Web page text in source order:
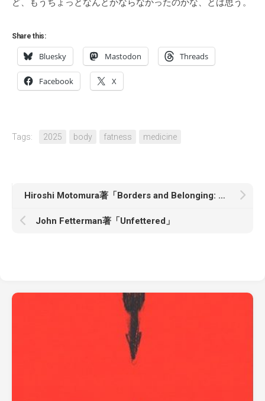
ど、もうちょっとなんとかならなかったのかな、とは思う。
Share this:
Bluesky Mastodon Threads
Facebook X
Tags: 2025 body fatness medicine
Hiroshi Motomura著「Borders and Belonging: Toward a Fair Immigration Policy」
John Fetterman著「Unfettered」